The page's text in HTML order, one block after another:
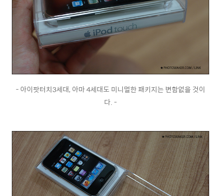
- 아이팟터치3세대, 아마 4세대도 미니멀한 패키지는 변함없을 것이
다. -